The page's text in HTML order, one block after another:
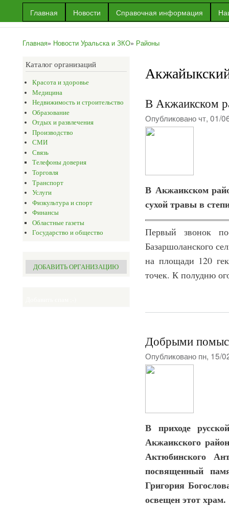
Главная Новости Справочная информация
Информационный
портал г.Уральска
Информация
и многое
Главная» Новости Уральска и ЗКО» Районы
Каталог организаций
Красота и здоровье
Медицина
Недвижимость и строительство
Образование
Отдых и развлечения
Производство
СМИ
Связь
Телефоны доверия
Торговля
Транспорт
Услуги
Физкультура и спорт
Финансы
Областные газеты
Государство и общество
ДОБАВИТЬ ОРГАНИЗАЦИЮ
В Акжаикском
Опубликовано чт, 01/
В Акжаикском
сухой травы в
Первый звонок
Базаршоланского
на площади 120
точек. К полудню
Добрыми
Опубликовано пн, 15/
В приходе
Акжаикского
Актюбинского
посвященный
Григория
освещен этот храм.